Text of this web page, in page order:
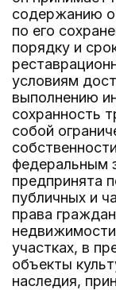
содержанию
по его
порядку и
условиям
выполнению
сохранность
собой
федеральным
предпринята
публичных и
права
участках, в
объекты
наследия,